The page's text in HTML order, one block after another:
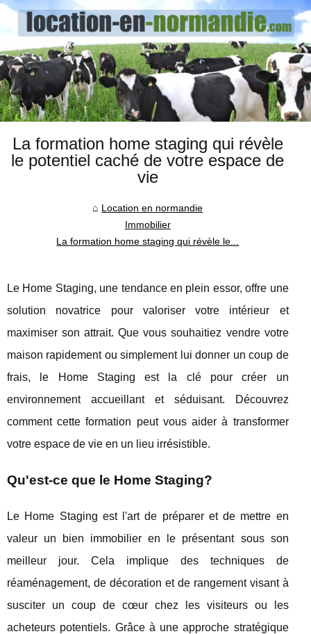
La formation home staging qui révèle
le potentiel caché de votre espace de
vie
Location en normandie
Immobilier
La formation home staging qui révèle le...
Le Home Staging, une tendance en plein essor, offre une
solution novatrice pour valoriser votre intérieur et
maximiser son attrait. Que vous souhaitiez vendre votre
maison rapidement ou simplement lui donner un coup de
frais, le Home Staging est la clé pour créer un
environnement accueillant et séduisant. Découvrez
comment cette formation peut vous aider à transformer
votre espace de vie en un lieu irrésistible.
Qu'est-ce que le Home Staging?
Le Home Staging est l'art de préparer et de mettre en
valeur un bien immobilier en le présentant sous son
meilleur jour. Cela implique des techniques de
réaménagement, de décoration et de rangement visant à
susciter un coup de cœur chez les visiteurs ou les
acheteurs potentiels. Grâce à une approche stratégique